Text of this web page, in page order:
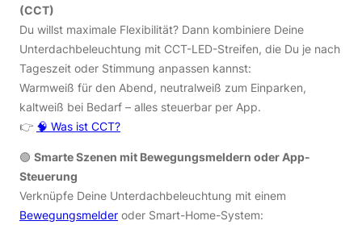
(CCT)
Du willst maximale Flexibilität? Dann kombiniere Deine
Unterdachbeleuchtung mit CCT-LED-Streifen, die Du je nach
Tageszeit oder Stimmung anpassen kannst:
Warmweiß für den Abend, neutralweiß zum Einparken,
kaltweiß bei Bedarf – alles steuerbar per App.
👉 🧠 Was ist CCT?
🟢 Smarte Szenen mit Bewegungsmeldern oder App-
Steuerung
Verknüpfe Deine Unterdachbeleuchtung mit einem
Bewegungsmelder oder Smart-Home-System: